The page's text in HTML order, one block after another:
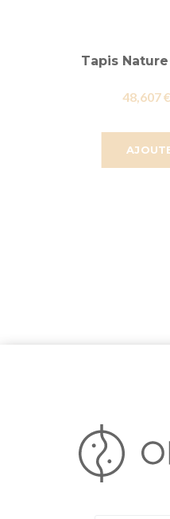
Tapis
48,607 €